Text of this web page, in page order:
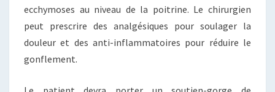
ecchymoses au niveau de la poitrine. Le chirurgien
peut prescrire des analgésiques pour soulager la
douleur et des anti-inflammatoires pour réduire le
gonflement.